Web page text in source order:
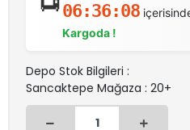
06:36:08
Kargoda !
Depo Stok Bilgileri :
Sancaktepe Mağaza : 20+